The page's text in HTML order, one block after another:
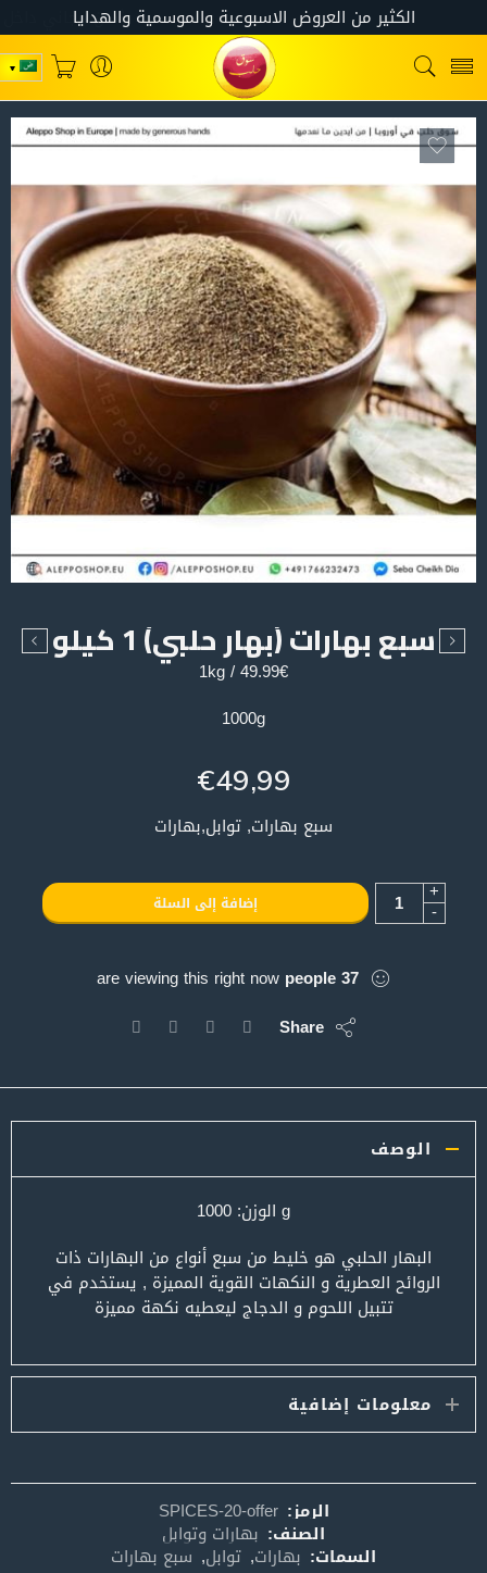
سبع بهارات (بهار حلبي) 1 كيلو
49.99€ / 1kg
1000g
€49,99
سبع بهارات, توابل,بهارات
+
- إضافة إلى السلة
37
people
are viewing this right now
Share
الوصف
g الوزن: 1000
البهار الحلبي هو خليط من سبع أنواع من البهارات ذات
الروائح العطرية و النكهات القوية المميزة , يستخدم في
تتبيل اللحوم و الدجاج ليعطيه نكهة مميزة
معلومات إضافية
الرمز: SPICES-20-offer
الصنف: بهارات وتوابل
السمات: بهارات, توابل, سبع بهارات